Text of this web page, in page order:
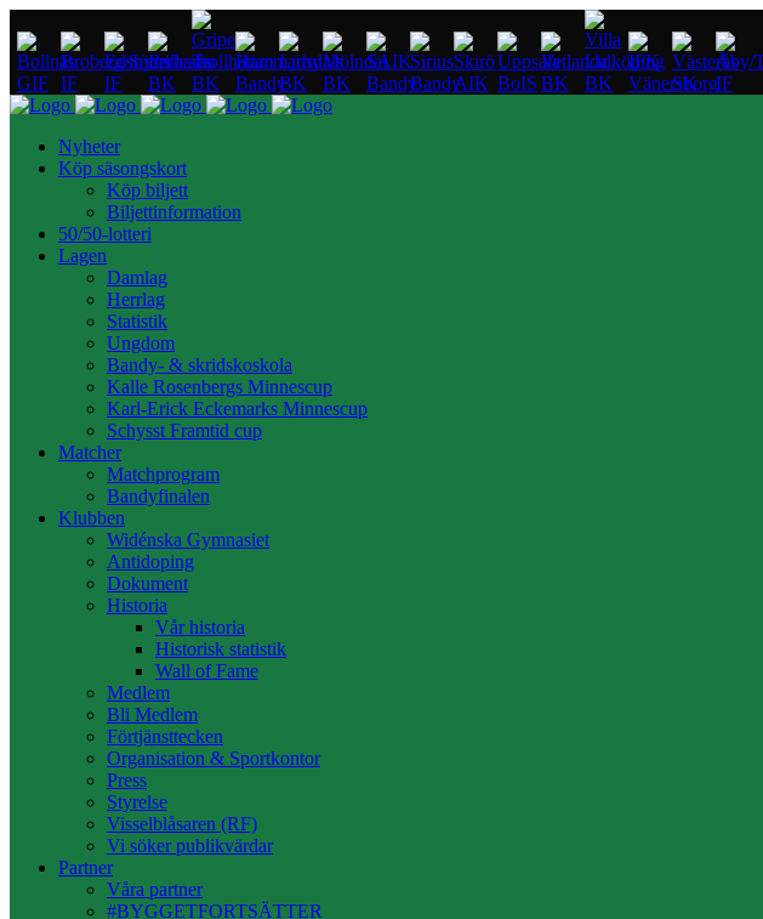
Nyheter
Köp säsongskort
Köp biljett
Biljettinformation
50/50-lotteri
Lagen
Damlag
Herrlag
Statistik
Ungdom
Bandy- & skridskoskola
Kalle Rosenbergs Minnescup
Karl-Erick Eckemarks Minnescup
Schysst Framtid cup
Matcher
Matchprogram
Bandyfinalen
Klubben
Widénska Gymnasiet
Antidoping
Dokument
Historia
Vår historia
Historisk statistik
Wall of Fame
Medlem
Bli Medlem
Förtjänsttecken
Organisation & Sportkontor
Press
Styrelse
Visselblåsaren (RF)
Vi söker publikvärdar
Partner
Våra partner
#BYGGETFORTSÄTTER